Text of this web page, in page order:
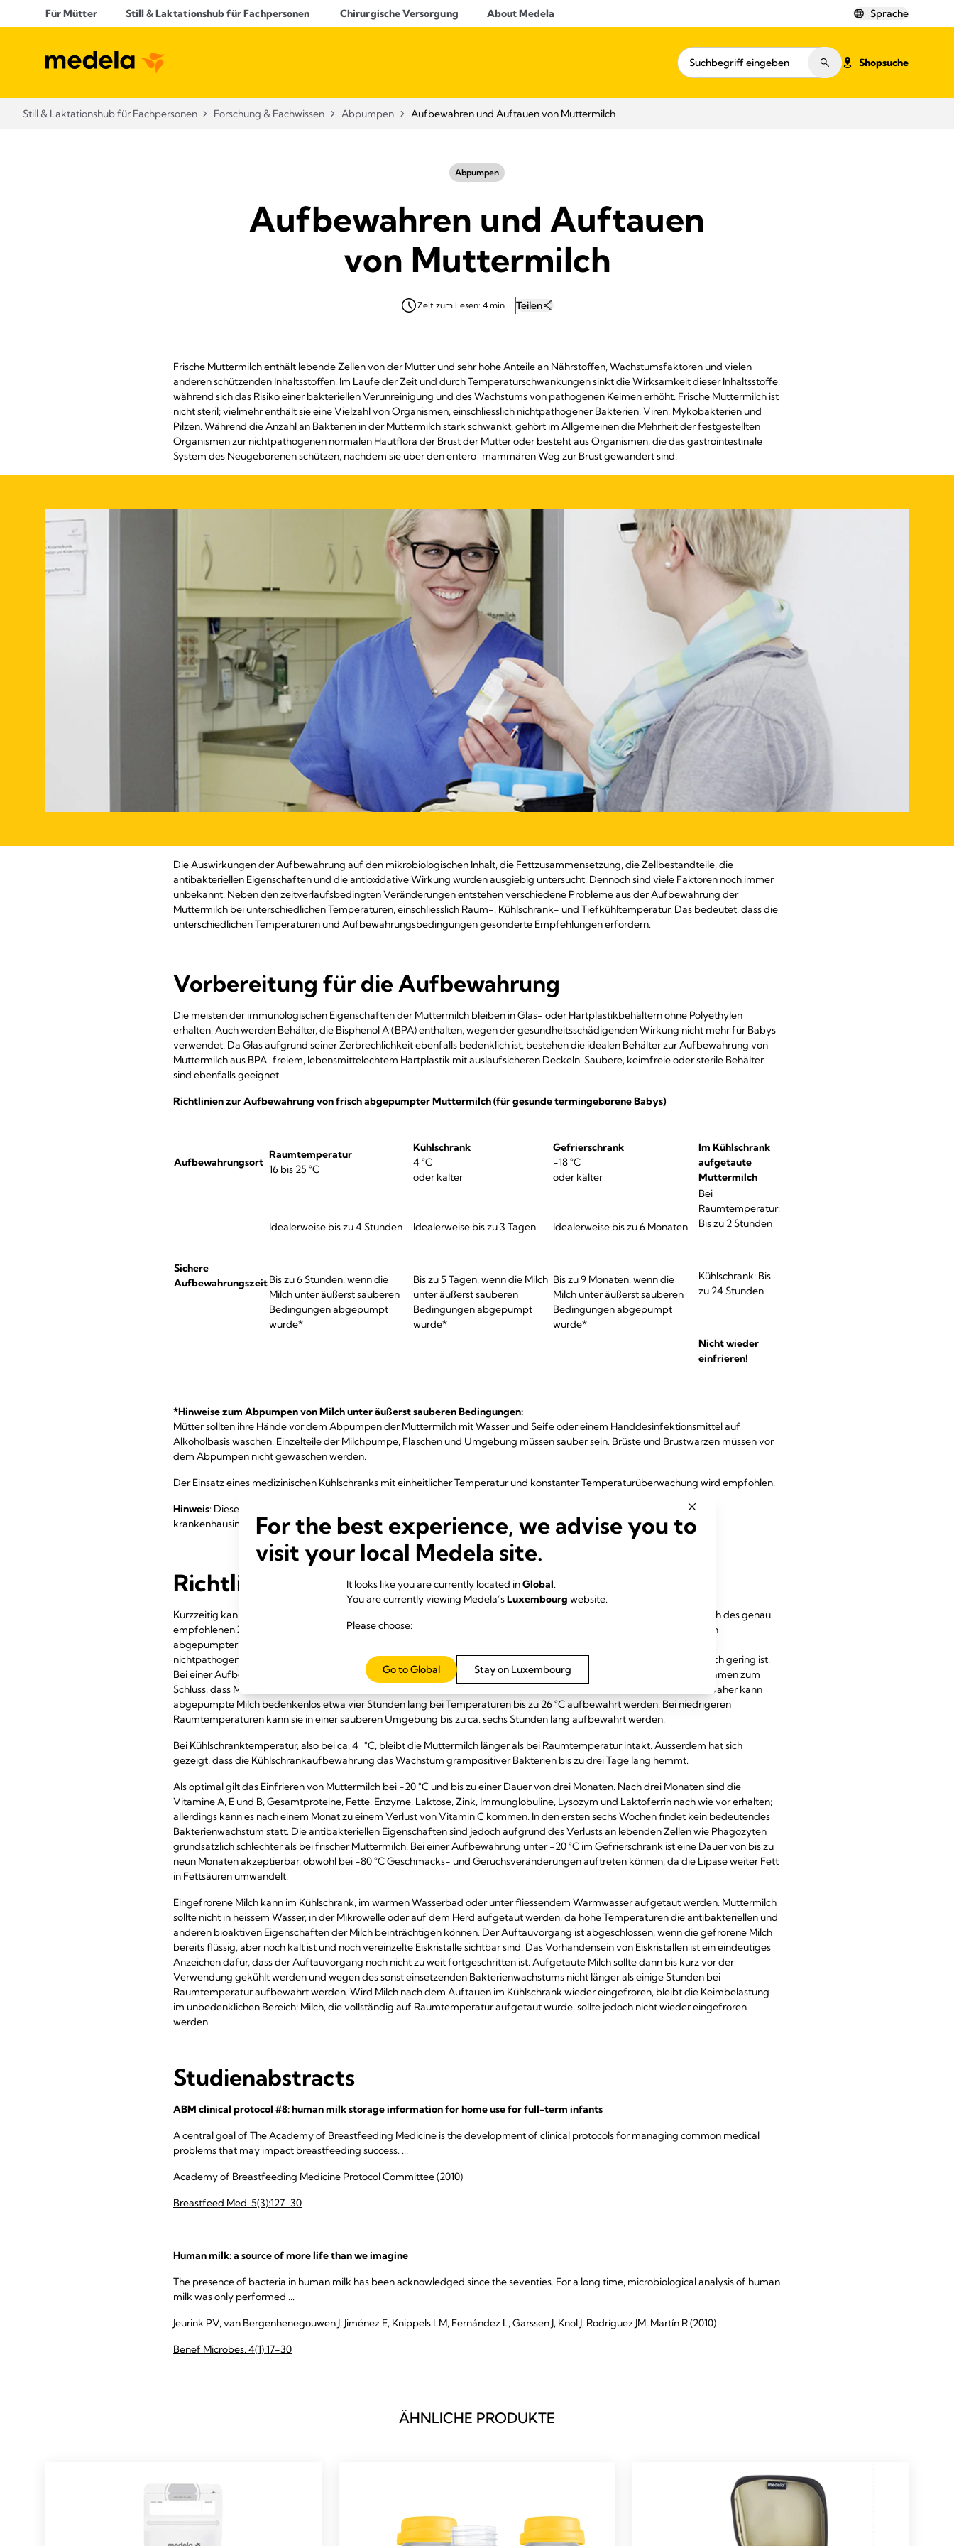
Für Mütter Still & Laktationshub für Fachpersonen Chirurgische Versorgung About Medela Sprache
Shopsuche
Still & Laktationshub für Fachpersonen Forschung & Fachwissen Abpumpen Aufbewahren und Auftauen von Muttermilch
Abpumpen
Aufbewahren und Auftauen
von Muttermilch
Zeit zum Lesen: 4 min. Teilen
Frische Muttermilch enthält lebende Zellen von der Mutter und sehr hohe Anteile an Nährstoffen, Wachstumsfaktoren und vielen
anderen schützenden Inhaltsstoffen. Im Laufe der Zeit und durch Temperaturschwankungen sinkt die Wirksamkeit dieser Inhaltsstoffe,
während sich das Risiko einer bakteriellen Verunreinigung und des Wachstums von pathogenen Keimen erhöht. Frische Muttermilch ist
nicht steril; vielmehr enthält sie eine Vielzahl von Organismen, einschliesslich nichtpathogener Bakterien, Viren, Mykobakterien und
Pilzen. Während die Anzahl an Bakterien in der Muttermilch stark schwankt, gehört im Allgemeinen die Mehrheit der festgestellten
Organismen zur nichtpathogenen normalen Hautflora der Brust der Mutter oder besteht aus Organismen, die das gastrointestinale
System des Neugeborenen schützen, nachdem sie über den entero-mammären Weg zur Brust gewandert sind.
Die Auswirkungen der Aufbewahrung auf den mikrobiologischen Inhalt, die Fettzusammensetzung, die Zellbestandteile, die
antibakteriellen Eigenschaften und die antioxidative Wirkung wurden ausgiebig untersucht. Dennoch sind viele Faktoren noch immer
unbekannt. Neben den zeitverlaufsbedingten Veränderungen entstehen verschiedene Probleme aus der Aufbewahrung der
Muttermilch bei unterschiedlichen Temperaturen, einschliesslich Raum-, Kühlschrank- und Tiefkühltemperatur. Das bedeutet, dass die
unterschiedlichen Temperaturen und Aufbewahrungsbedingungen gesonderte Empfehlungen erfordern.
Vorbereitung für die Aufbewahrung
Die meisten der immunologischen Eigenschaften der Muttermilch bleiben in Glas- oder Hartplastikbehältern ohne Polyethylen
erhalten. Auch werden Behälter, die Bisphenol A (BPA) enthalten, wegen der gesundheitsschädigenden Wirkung nicht mehr für Babys
verwendet. Da Glas aufgrund seiner Zerbrechlichkeit ebenfalls bedenklich ist, bestehen die idealen Behälter zur Aufbewahrung von
Muttermilch aus BPA-freiem, lebensmittelechtem Hartplastik mit auslaufsicheren Deckeln. Saubere, keimfreie oder sterile Behälter
sind ebenfalls geeignet.
Richtlinien zur Aufbewahrung von frisch abgepumpter Muttermilch (für gesunde termingeborene Babys)
Aufbewahrungsort
Raumtemperatur
16 bis 25 °C
Kühlschrank
4 °C
oder kälter
Gefrierschrank
-18 °C
oder kälter
Im Kühlschrank
aufgetaute
Muttermilch
Sichere
Aufbewahrungszeit
Idealerweise bis zu 4 Stunden
Bis zu 6 Stunden, wenn die
Milch unter äußerst sauberen
Bedingungen abgepumpt
wurde*
Idealerweise bis zu 3 Tagen
Bis zu 5 Tagen, wenn die Milch
unter äußerst sauberen
Bedingungen abgepumpt
wurde*
Idealerweise bis zu 6 Monaten
Bis zu 9 Monaten, wenn die
Milch unter äußerst sauberen
Bedingungen abgepumpt
wurde*
Bei
Raumtemperatur:
Bis zu 2 Stunden
Kühlschrank: Bis
zu 24 Stunden
Nicht wieder
einfrieren!
*Hinweise zum Abpumpen von Milch unter äußerst sauberen Bedingungen:
Mütter sollten ihre Hände vor dem Abpumpen der Muttermilch mit Wasser und Seife oder einem Handdesinfektionsmittel auf
Alkoholbasis waschen. Einzelteile der Milchpumpe, Flaschen und Umgebung müssen sauber sein. Brüste und Brustwarzen müssen vor
dem Abpumpen nicht gewaschen werden.
Der Einsatz eines medizinischen Kühlschranks mit einheitlicher Temperatur und konstanter Temperaturüberwachung wird empfohlen.
Hinweis: Diese Regeln für das Aufbewahren und Auftauen von Muttermilch stellen eine Empfehlung dar. Staatliche und
krankenhausinterne Richtlinien können davon abweichen.
Richtlinien zur Aufbewahrung
Kurzzeitig kann Muttermilch bedenkenlos bei Raumtemperatur aufbewahrt werden. Studien divergieren zwar hinsichtlich des genau
empfohlenen Zeitraums, doch lässt sich sagen, dass wärmere Temperaturen grundsätzlich zu höheren Bakterienzahlen in
abgepumpter Muttermilch führen. Eine wichtige Studie zeigte, dass das Bakterienwachstum, das sich hauptsächlich auf
nichtpathogene Keime beschränkt, bei 15 °C vernachlässigbar und selbst bei 25 °C in den ersten vier bis acht Stunden noch gering ist.
Bei einer Aufbewahrungstemperatur von 38 °C steigt das Wachstum jedoch nach vier Stunden rapide an. Die Autoren kamen zum
Schluss, dass Milch bei 15 °C während 24 Stunden und bei 25 °C während vier Stunden sicher aufbewahrt werden kann. Daher kann
abgepumpte Milch bedenkenlos etwa vier Stunden lang bei Temperaturen bis zu 26 °C aufbewahrt werden. Bei niedrigeren
Raumtemperaturen kann sie in einer sauberen Umgebung bis zu ca. sechs Stunden lang aufbewahrt werden.
Bei Kühlschranktemperatur, also bei ca. 4 °C, bleibt die Muttermilch länger als bei Raumtemperatur intakt. Ausserdem hat sich
gezeigt, dass die Kühlschrankaufbewahrung das Wachstum grampositiver Bakterien bis zu drei Tage lang hemmt.
Als optimal gilt das Einfrieren von Muttermilch bei -20 °C und bis zu einer Dauer von drei Monaten. Nach drei Monaten sind die
Vitamine A, E und B, Gesamtproteine, Fette, Enzyme, Laktose, Zink, Immunglobuline, Lysozym und Laktoferrin nach wie vor erhalten;
allerdings kann es nach einem Monat zu einem Verlust von Vitamin C kommen. In den ersten sechs Wochen findet kein bedeutendes
Bakterienwachstum statt. Die antibakteriellen Eigenschaften sind jedoch aufgrund des Verlusts an lebenden Zellen wie Phagozyten
grundsätzlich schlechter als bei frischer Muttermilch. Bei einer Aufbewahrung unter -20 °C im Gefrierschrank ist eine Dauer von bis zu
neun Monaten akzeptierbar, obwohl bei -80 °C Geschmacks- und Geruchsveränderungen auftreten können, da die Lipase weiter Fett
in Fettsäuren umwandelt.
Eingefrorene Milch kann im Kühlschrank, im warmen Wasserbad oder unter fliessendem Warmwasser aufgetaut werden. Muttermilch
sollte nicht in heissem Wasser, in der Mikrowelle oder auf dem Herd aufgetaut werden, da hohe Temperaturen die antibakteriellen und
anderen bioaktiven Eigenschaften der Milch beinträchtigen können. Der Auftauvorgang ist abgeschlossen, wenn die gefrorene Milch
bereits flüssig, aber noch kalt ist und noch vereinzelte Eiskristalle sichtbar sind. Das Vorhandensein von Eiskristallen ist ein eindeutiges
Anzeichen dafür, dass der Auftauvorgang noch nicht zu weit fortgeschritten ist. Aufgetaute Milch sollte dann bis kurz vor der
Verwendung gekühlt werden und wegen des sonst einsetzenden Bakterienwachstums nicht länger als einige Stunden bei
Raumtemperatur aufbewahrt werden. Wird Milch nach dem Auftauen im Kühlschrank wieder eingefroren, bleibt die Keimbelastung
im unbedenklichen Bereich; Milch, die vollständig auf Raumtemperatur aufgetaut wurde, sollte jedoch nicht wieder eingefroren
werden.
Studienabstracts
ABM clinical protocol #8: human milk storage information for home use for full-term infants
A central goal of The Academy of Breastfeeding Medicine is the development of clinical protocols for managing common medical
problems that may impact breastfeeding success. ...
Academy of Breastfeeding Medicine Protocol Committee (2010)
Breastfeed Med. 5(3):127-30
Human milk: a source of more life than we imagine
The presence of bacteria in human milk has been acknowledged since the seventies. For a long time, microbiological analysis of human
milk was only performed ...
Jeurink PV, van Bergenhenegouwen J, Jiménez E, Knippels LM, Fernández L, Garssen J, Knol J, Rodríguez JM, Martín R (2010)
Benef Microbes. 4(1):17-30
ÄHNLICHE PRODUKTE
For the best experience, we advise you to
visit your local Medela site.
It looks like you are currently located inGlobal.
You are currently viewing Medela’sLuxembourg website.
Please choose:
Stay on Luxembourg
Go to Global